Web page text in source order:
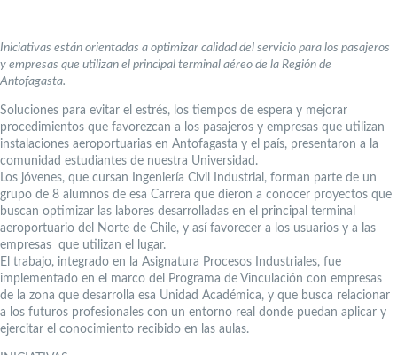
Iniciativas están orientadas a optimizar calidad del servicio para los pasajeros
y empresas que utilizan el principal terminal aéreo de la Región de
Antofagasta.
Soluciones para evitar el estrés, los tiempos de espera y mejorar
procedimientos que favorezcan a los pasajeros y empresas que utilizan
instalaciones aeroportuarias en Antofagasta y el país, presentaron a la
comunidad estudiantes de nuestra Universidad.
Los jóvenes, que cursan Ingeniería Civil Industrial, forman parte de un
grupo de 8 alumnos de esa Carrera que dieron a conocer proyectos que
buscan optimizar las labores desarrolladas en el principal terminal
aeroportuario del Norte de Chile, y así favorecer a los usuarios y a las
empresas que utilizan el lugar.
El trabajo, integrado en la Asignatura Procesos Industriales, fue
implementado en el marco del Programa de Vinculación con empresas
de la zona que desarrolla esa Unidad Académica, y que busca relacionar
a los futuros profesionales con un entorno real donde puedan aplicar y
ejercitar el conocimiento recibido en las aulas.